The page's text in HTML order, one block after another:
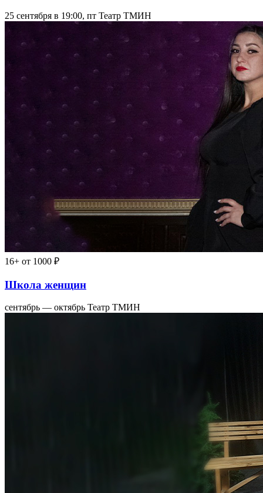
25 сентября в 19:00, пт Театр ТМИН
16+ от 1000 ₽
Школа женщин
сентябрь — октябрь Театр ТМИН